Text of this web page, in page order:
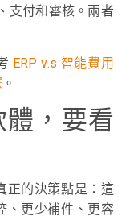
支付和審核。兩者
ERP v.s 智能費用
。
，要看
正的決策點是：這
、更少補件、更容